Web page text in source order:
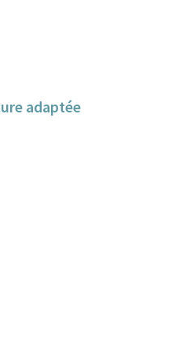
adaptée